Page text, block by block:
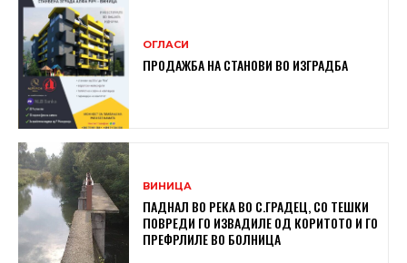
ОГЛАСИ
ПРОДАЖБА НА СТАНОВИ ВО ИЗГРАДБА
ВИНИЦА
ПАДНАЛ ВО РЕКА ВО С.ГРАДЕЦ, СО ТЕШКИ
ПОВРЕДИ ГО ИЗВАДИЛЕ ОД КОРИТОТО И ГО
ПРЕФРЛИЛЕ ВО БОЛНИЦА